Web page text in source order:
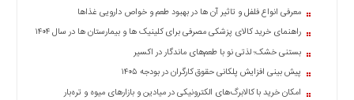
معرفی انواع فلفل و تاثیر آن ‌ها در بهبود طعم و خواص دارویی غذاها
راهنمای خرید کالای پزشکی مصرفی برای کلینیک ها و بیمارستان ها در سال ۱۴۰۴
بستنی خشک؛ لذتی نو با طعم‌های ماندگار در اکسیر
پیش بینی افزایش پلکانی حقوق کارگران در بودجه ۱۴۰۵
امکان خرید با کالابرگ‌های الکترونیکی در میادین و بازارهای میوه و تره‌بار